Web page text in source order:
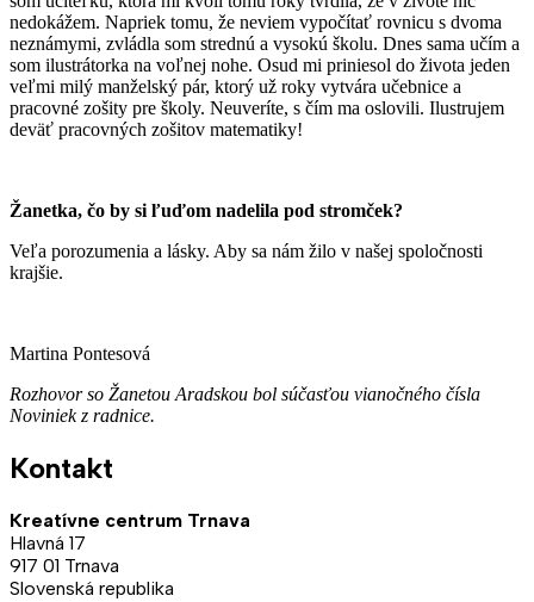
nedokážem. Napriek tomu, že neviem vypočítať rovnicu s dvoma
neznámymi, zvládla som strednú a vysokú školu. Dnes sama učím a
som ilustrátorka na voľnej nohe. Osud mi priniesol do života jeden
veľmi milý manželský pár, ktorý už roky vytvára učebnice a
pracovné zošity pre školy. Neuveríte, s čím ma oslovili. Ilustrujem
deväť pracovných zošitov matematiky!
Žanetka, čo by si ľuďom nadelila pod stromček?
Veľa porozumenia a lásky. Aby sa nám žilo v našej spoločnosti
krajšie.
Martina Pontesová
Rozhovor so Žanetou Aradskou bol súčasťou vianočného čísla
Noviniek z radnice.
Kontakt
Kreatívne centrum Trnava
Hlavná 17
917 01 Trnava
Slovenská republika